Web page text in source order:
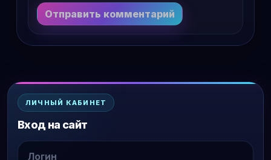
Отправить комментарий
ЛИЧНЫЙ КАБИНЕТ
Вход на сайт